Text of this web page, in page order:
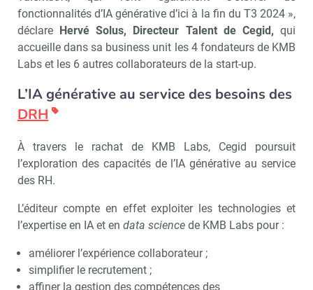
fonctionnalités d’IA générative d’ici à la fin du T3 2024 »,
déclare Hervé Solus, Directeur Talent de Cegid, qui
accueille dans sa business unit les 4 fondateurs de KMB
Labs et les 6 autres collaborateurs de la start-up.
L’IA générative au service des besoins des
DRH
À travers le rachat de KMB Labs, Cegid poursuit
l’exploration des capacités de l’IA générative au service
des RH.
L’éditeur compte en effet exploiter les technologies et
l’expertise en IA et en data science de KMB Labs pour :
améliorer l’expérience collaborateur ;
simplifier le recrutement ;
affiner la gestion des compétences des